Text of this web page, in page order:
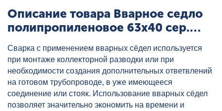
Описание товара Вварное седло
полипропиленовое 63x40 сер.
Сварка с применением вварных сёдел используется
при монтаже коллекторной разводки или при
необходимости создания дополнительных ответвлений
на готовом трубопроводе, в уже имеющееся
соединение или стояк. Использование вварных сёдел
позволяет значительно экономить на времени и